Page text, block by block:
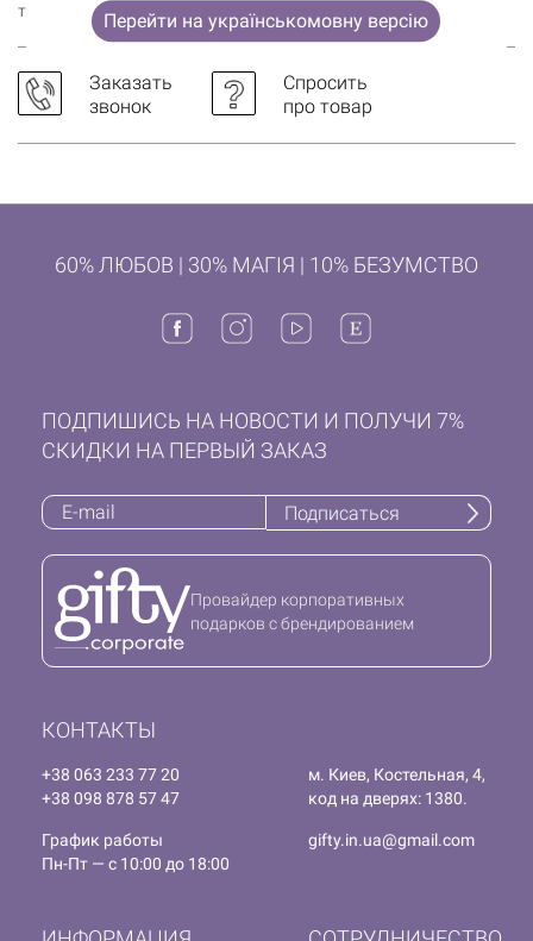
тоже..
Заказать
звонок
Спросить
про товар
60% ЛЮБОВ | 30% МАГІЯ | 10% БЕЗУМСТВО
КОНТАКТЫ
+38 063 233 77 20
+38 098 878 57 47
м. Киев, Костельная, 4,
код на дверях: 1380.
График работы
Пн-Пт — с 10:00 до 18:00
gifty.in.ua@gmail.com
ПОДПИШИСЬ НА НОВОСТИ И ПОЛУЧИ 7%
СКИДКИ НА ПЕРВЫЙ ЗАКАЗ
Подписаться
Провайдер корпоративных
подарков с брендированием
Перейти на українськомовну версію